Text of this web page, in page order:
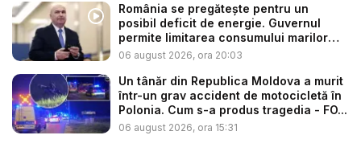
România se pregătește pentru un
posibil deficit de energie. Guvernul
permite limitarea consumului marilor
co...
06 august 2026, ora 20:03
Un tânăr din Republica Moldova a murit
într-un grav accident de motocicletă în
Polonia. Cum s-a produs tragedia - FO...
06 august 2026, ora 15:31